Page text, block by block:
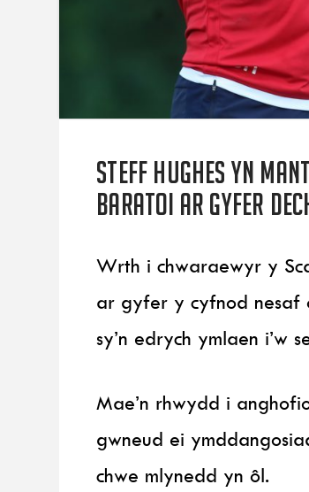
Steff Hughes yn
baratoi ar gyfer
Wrth i chwaraewyr y
ar gyfer y cyfnod nesaf
sy’n edrych ymlaen i’w
Mae’n rhwydd i
gwneud ei
chwe mlynedd yn ôl.